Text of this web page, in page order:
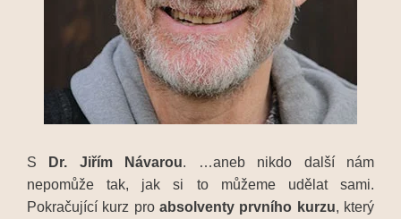
S Dr. Jiřím Návarou. …aneb nikdo další nám
nepomůže tak, jak si to můžeme udělat sami.
Pokračující kurz pro absolventy prvního kurzu, který